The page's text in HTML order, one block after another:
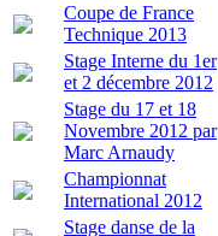
Coupe de France
Technique 2013
Stage Interne du 1er
et 2 décembre 2012
Stage du 17 et 18
Novembre 2012 par
Marc Arnaudy
Championnat
International 2012
Stage danse de la